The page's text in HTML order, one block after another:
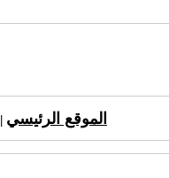
الموقع الرئيسي